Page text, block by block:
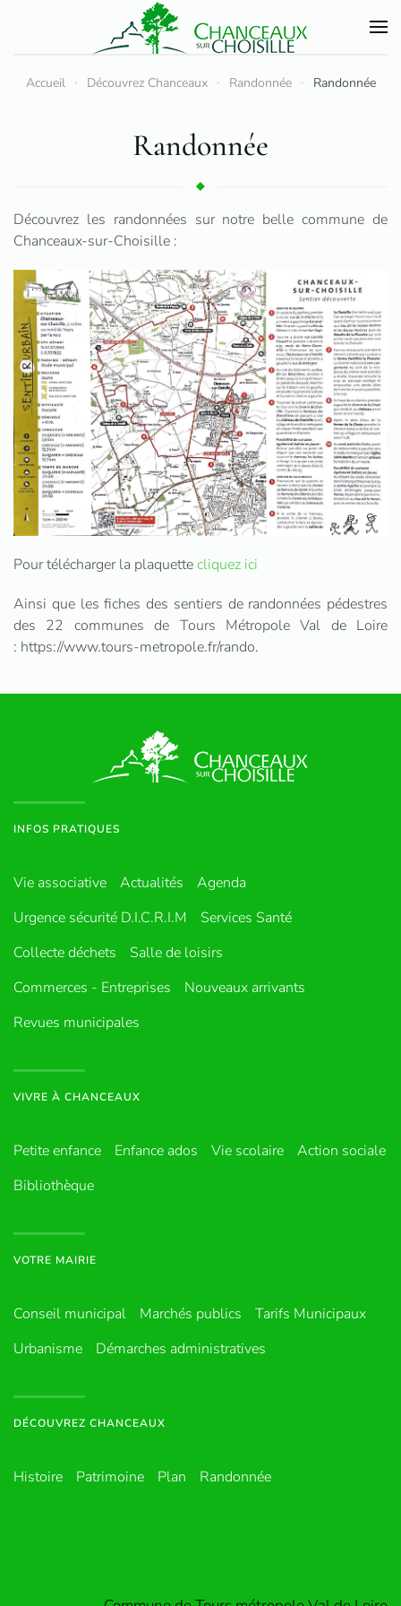
Accéder au contenu principal
Accueil Découvrez Chanceaux Randonnée Randonnée
Randonnée
Découvrez les randonnées sur notre belle commune de
Chanceaux-sur-Choisille :
Pour télécharger la plaquettecliquez ici
Ainsi que les fiches des sentiers de randonnées pédestres
des 22 communes de Tours Métropole Val de Loire
: https://www.tours-metropole.fr/rando.
INFOS PRATIQUES
Vie associative Actualités
Agenda
Urgence sécurité D.I.C.R.I.M
Services Santé
Collecte déchets
Salle de loisirs
Commerces - Entreprises
Nouveaux arrivants
Revues municipales
VIVRE À CHANCEAUX
Petite enfance Enfance ados Vie scolaire
Action sociale
Bibliothèque
VOTRE MAIRIE
Conseil municipal Marchés publics
Tarifs Municipaux
Urbanisme
Démarches administratives
DÉCOUVREZ CHANCEAUX
Histoire Patrimoine Plan Randonnée